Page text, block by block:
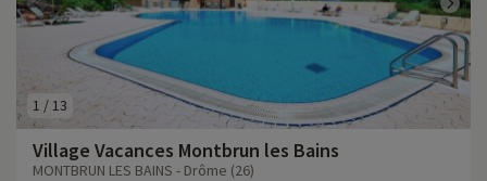
1 /13
Village Vacances Montbrun les Bains
MONTBRUN LES BAINS - Drôme (26)